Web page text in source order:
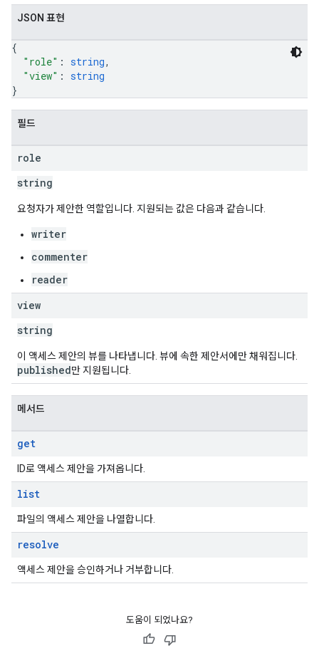
JSON 표현
{
"role" : string,
"view" : string
}
필드
role
string
요청자가 제안한 역할입니다. 지원되는 값은 다음과 같습니다.
writer
commenter
reader
view
string
이 액세스 제안의 뷰를 나타냅니다. 뷰에 속한 제안서에만 채워집니다.
published만 지원됩니다.
메서드
get
ID로 액세스 제안을 가져옵니다.
list
파일의 액세스 제안을 나열합니다.
resolve
액세스 제안을 승인하거나 거부합니다.
도움이 되었나요?